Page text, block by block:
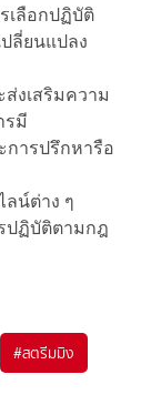
เลือกปฏิบัติ
ลี่ยนแปลง
งเสริมความ
รมี
ารปรึกหารือ
น์ต่าง ๆ
ปฏิบัติตามกฎ
#สตรีมมิง